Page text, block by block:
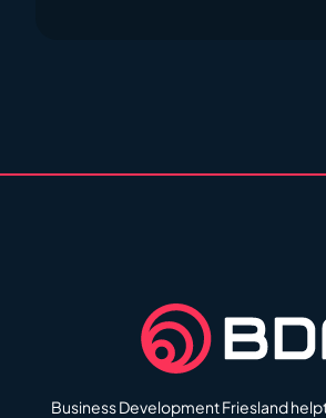
Business Development Friesland